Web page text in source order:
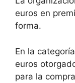
euros en
forma.
En la
euros
para la